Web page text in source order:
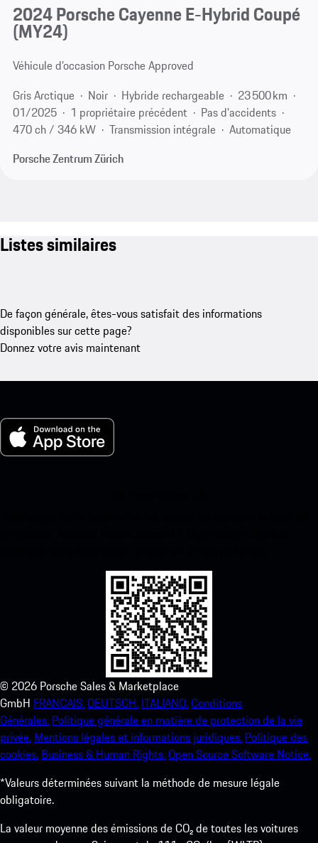
2024 Porsche Cayenne E-Hybrid Coupé
(MY24)
Véhicule d’occasion Porsche Approved
Gris Arctique
Noir Hybride rechargeable
23 500 km
01/2025
1 propriétaire précédent
Pas d'accidents
470 ch / 346 kW
Transmission intégrale
Automatique
Porsche Zentrum Zürich
Listes similaires
De façon générale, êtes-vous satisfait des informations
disponibles sur cette page?
Donnez votre avis maintenant
© 2026 Porsche Sales & Marketplace
GmbH FRANCAIS. DEUTSCH. ITALIANO.Conditions
Générales. Politique générale en matière de protection de la vie
privée. Mentions légales et informations juridiques. Politique des
cookies. Business & Human Rights.Open Source Software Notice.
*Valeurs déterminées suivant la méthode de mesure légale
obligatoire.
La valeur moyenne des émissions de CO₂ de toutes les voitures